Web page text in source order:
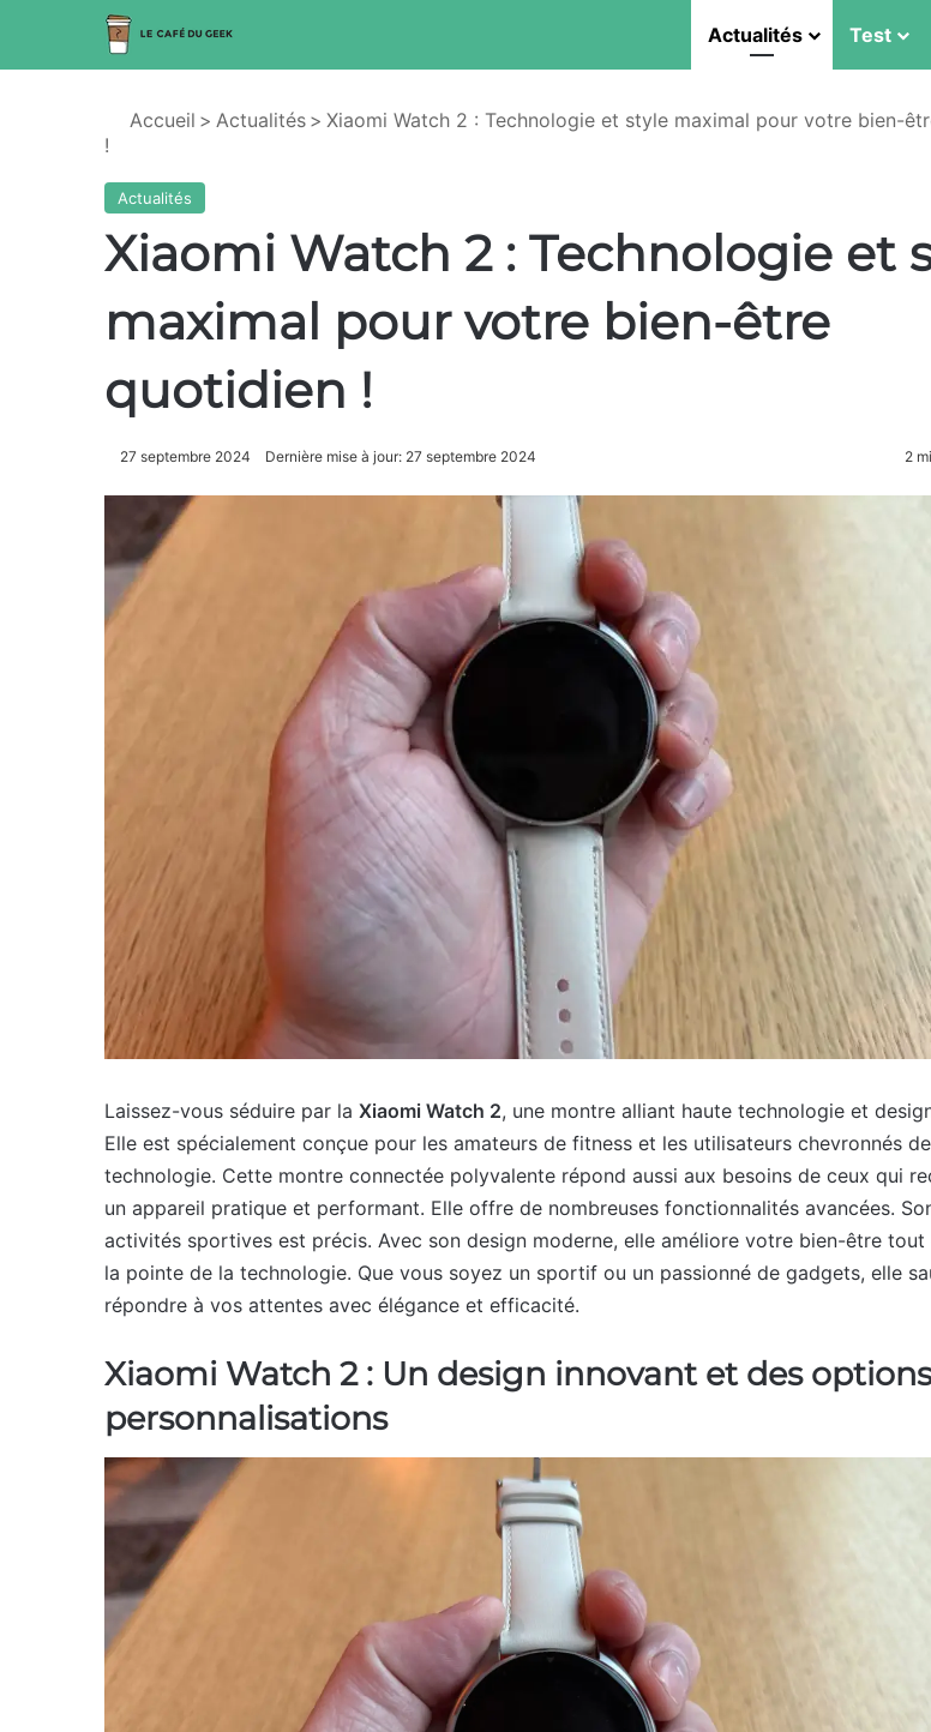
Actualités Test
Accueil > Actualités > Xiaomi Watch 2 : Technologie et style maximal pour votre bien-
!
Actualités
Xiaomi Watch 2 : Technologie et
maximal pour votre bien-être
quotidien !
27 septembre 2024 Dernière mise à jour: 27 septembre 2024 2
Laissez-vous séduire par la Xiaomi Watch 2, une montre alliant haute technologie et
Elle est spécialement conçue pour les amateurs de fitness et les utilisateurs chevronnés de
technologie. Cette montre connectée polyvalente répond aussi aux besoins de ceux qui
un appareil pratique et performant. Elle offre de nombreuses fonctionnalités avancées.
activités sportives est précis. Avec son design moderne, elle améliore votre bien-être tout
la pointe de la technologie. Que vous soyez un sportif ou un passionné de gadgets, elle
répondre à vos attentes avec élégance et efficacité.
Xiaomi Watch 2 : Un design innovant et des
personnalisations